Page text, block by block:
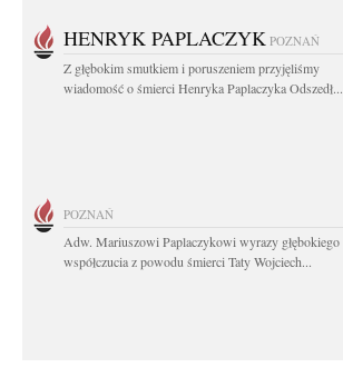
HENRYK PAPLACZYK POZNAŃ
Z głębokim smutkiem i poruszeniem przyjęliśmy
wiadomość o śmierci Henryka Paplaczyka Odszedł...
POZNAŃ
Adw. Mariuszowi Paplaczykowi wyrazy głębokiego
współczucia z powodu śmierci Taty Wojciech...